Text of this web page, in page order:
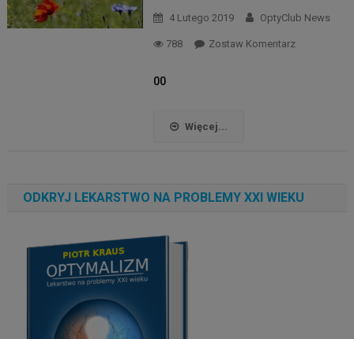
4 Lutego 2019 OptyClub News
788 Zostaw Komentarz
00
Więcej...
ODKRYJ LEKARSTWO NA PROBLEMY XXI WIEKU